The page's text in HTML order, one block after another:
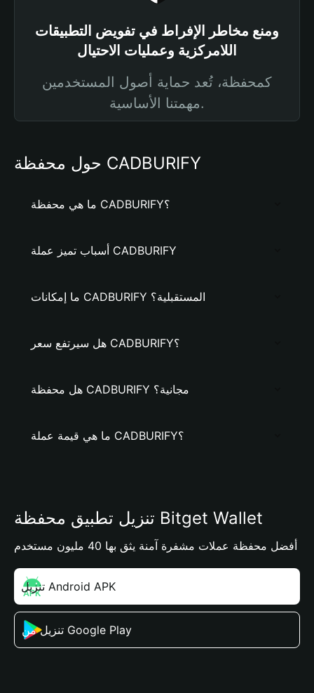
ومنع مخاطر الإفراط في تفويض التطبيقات
اللامركزية وعمليات الاحتيال
كمحفظة، تُعد حماية أصول المستخدمين
مهمتنا الأساسية.
حول محفظة CADBURIFY
ما هي محفظة CADBURIFY؟
أسباب تميز عملة CADBURIFY
ما إمكانات CADBURIFY المستقبلية؟
هل سيرتفع سعر CADBURIFY؟
هل محفظة CADBURIFY مجانية؟
ما هي قيمة عملة CADBURIFY؟
تنزيل تطبيق محفظة Bitget Wallet
أفضل محفظة عملات مشفرة آمنة يثق بها 40 مليون مستخدم
تنزيل Android APK
تنزيل من Google Play